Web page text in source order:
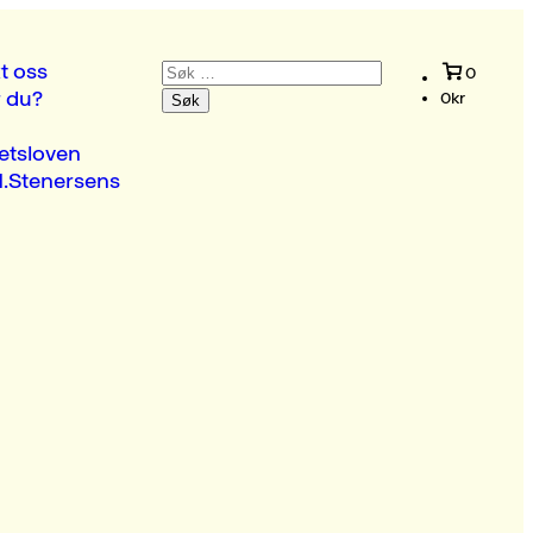
oss
du?
Søk
etter:
0
0kr